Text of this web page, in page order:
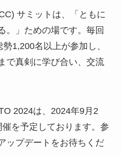
サミットは、「ともに
。」ための場です。毎回
1,200名以上が参加し、
で真剣に学び合い、交流
2024は、2024年9月2
を予定しております。参
ップデートをお待ちくだ